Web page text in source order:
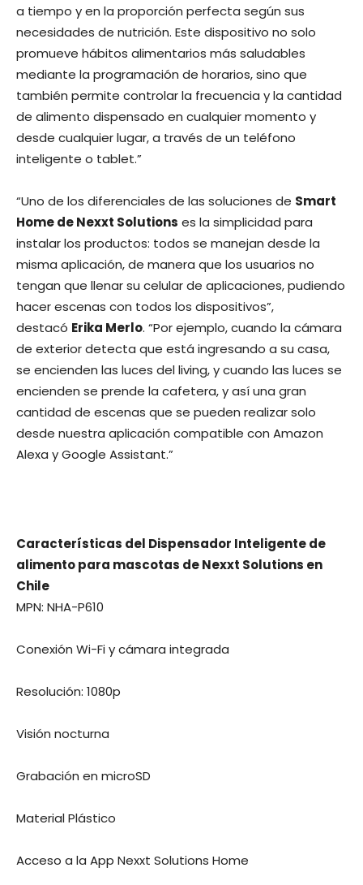
a tiempo y en la proporción perfecta según sus
necesidades de nutrición. Este dispositivo no solo
promueve hábitos alimentarios más saludables
mediante la programación de horarios, sino que
también permite controlar la frecuencia y la cantidad
de alimento dispensado en cualquier momento y
desde cualquier lugar, a través de un teléfono
inteligente o tablet.”
“Uno de los diferenciales de las soluciones de Smart
Home de Nexxt Solutions es la simplicidad para
instalar los productos: todos se manejan desde la
misma aplicación, de manera que los usuarios no
tengan que llenar su celular de aplicaciones, pudiendo
hacer escenas con todos los dispositivos”,
destacó Erika Merlo. “Por ejemplo, cuando la cámara
de exterior detecta que está ingresando a su casa,
se encienden las luces del living, y cuando las luces se
encienden se prende la cafetera, y así una gran
cantidad de escenas que se pueden realizar solo
desde nuestra aplicación compatible con Amazon
Alexa y Google Assistant.”
Características del Dispensador Inteligente de
alimento para mascotas de Nexxt Solutions en
Chile
MPN: NHA-P610
Conexión Wi-Fi y cámara integrada
Resolución: 1080p
Visión nocturna
Grabación en microSD
Material Plástico
Acceso a la App Nexxt Solutions Home